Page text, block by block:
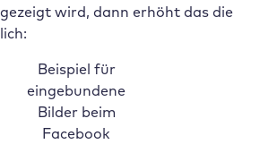
wird, dann erhöht das die
Beispiel für
eingebundene
Bilder beim
Facebook